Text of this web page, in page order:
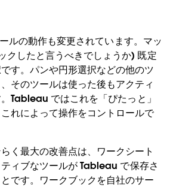
ルの動作も変更されています。マッ
クしたと言うべきでしょうか) 既定
す。パンや円形選択などの他のツ
そのツールは使った後もアクティ
Tableau ではこれを「ぴたっと」
れによって操作をコントロールで
く最大の改善点は、ワークシート
ィブなツールが Tableau で保存さ
です。ワークブックを自社のサー